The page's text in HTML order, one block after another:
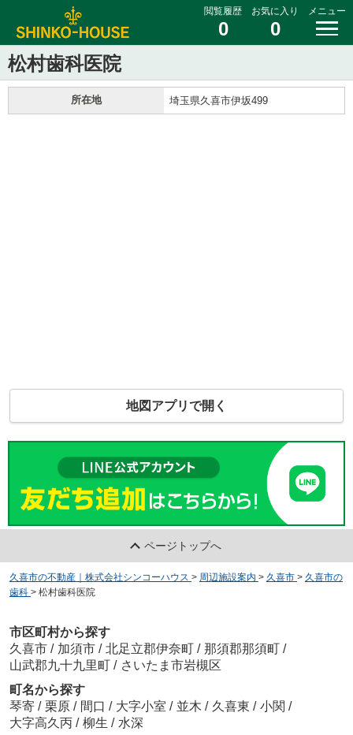
閲覧履歴
0
お気に入り
0
メニュー
松村歯科医院
所在地 埼玉県久喜市伊坂499
地図アプリで開く
ページトップへ
久喜市の不動産｜株式会社シンコーハウス > 周辺施設案内 > 久喜市 > 久喜市の
歯科 > 松村歯科医院
市区町村から探す
久喜市 / 加須市 / 北足立郡伊奈町 / 那須郡那須町 /
山武郡九十九里町 / さいたま市岩槻区
町名から探す
琴寄 / 栗原 / 間口 / 大字小室 / 並木 / 久喜東 / 小関 /
大字高久丙 / 柳生 / 水深